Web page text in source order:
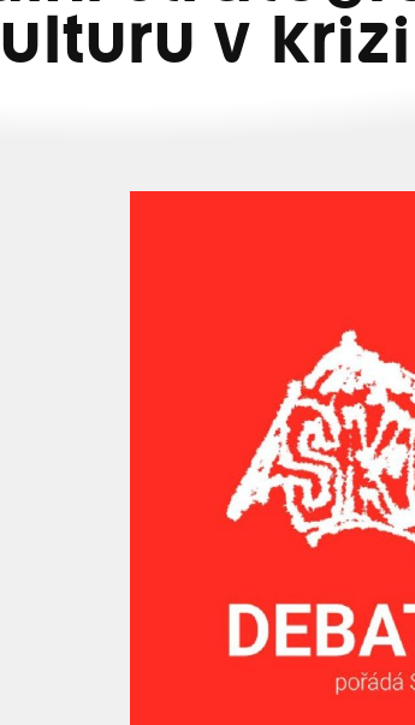
v krizi